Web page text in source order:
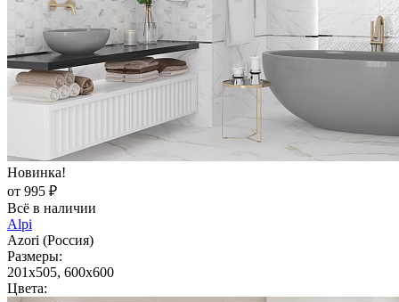
Новинка!
от 995 ₽
Всё в наличии
Alpi
Azori (Россия)
Размеры:
201x505, 600x600
Цвета: